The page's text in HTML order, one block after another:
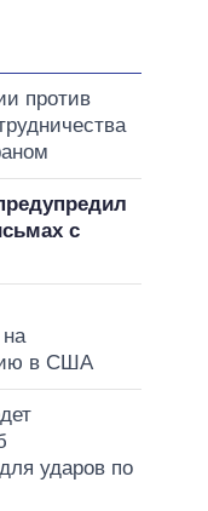
против
с
в США
ударов по